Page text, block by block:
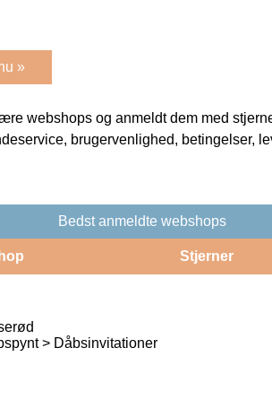
»
webshops og anmeldt dem med
brugervenlighed, betingelser,
Bedst anmeldte webshops
Stjerner
> Dåbsinvitationer